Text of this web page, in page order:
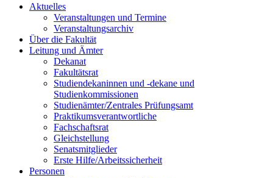
Aktuelles
Veranstaltungen und Termine
Veranstaltungsarchiv
Über die Fakultät
Leitung und Ämter
Dekanat
Fakultätsrat
Studiendekaninnen und -dekane und
Studienkommissionen
Studienämter/Zentrales Prüfungsamt
Praktikumsverantwortliche
Fachschaftsrat
Gleichstellung
Senatsmitglieder
Erste Hilfe/Arbeitssicherheit
Personen